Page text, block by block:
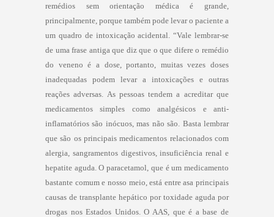
remédios sem orientação médica é grande,
principalmente, porque também pode levar o paciente a
um quadro de intoxicação acidental. “Vale lembrar-se
de uma frase antiga que diz que o que difere o remédio
do veneno é a dose, portanto, muitas vezes doses
inadequadas podem levar a intoxicações e outras
reações adversas. As pessoas tendem a acreditar que
medicamentos simples como analgésicos e anti-
inflamatórios são inócuos, mas não são. Basta lembrar
que são os principais medicamentos relacionados com
alergia, sangramentos digestivos, insuficiência renal e
hepatite aguda. O paracetamol, que é um medicamento
bastante comum e nosso meio, está entre asa principais
causas de transplante hepático por toxidade aguda por
drogas nos Estados Unidos. O AAS, que é a base de